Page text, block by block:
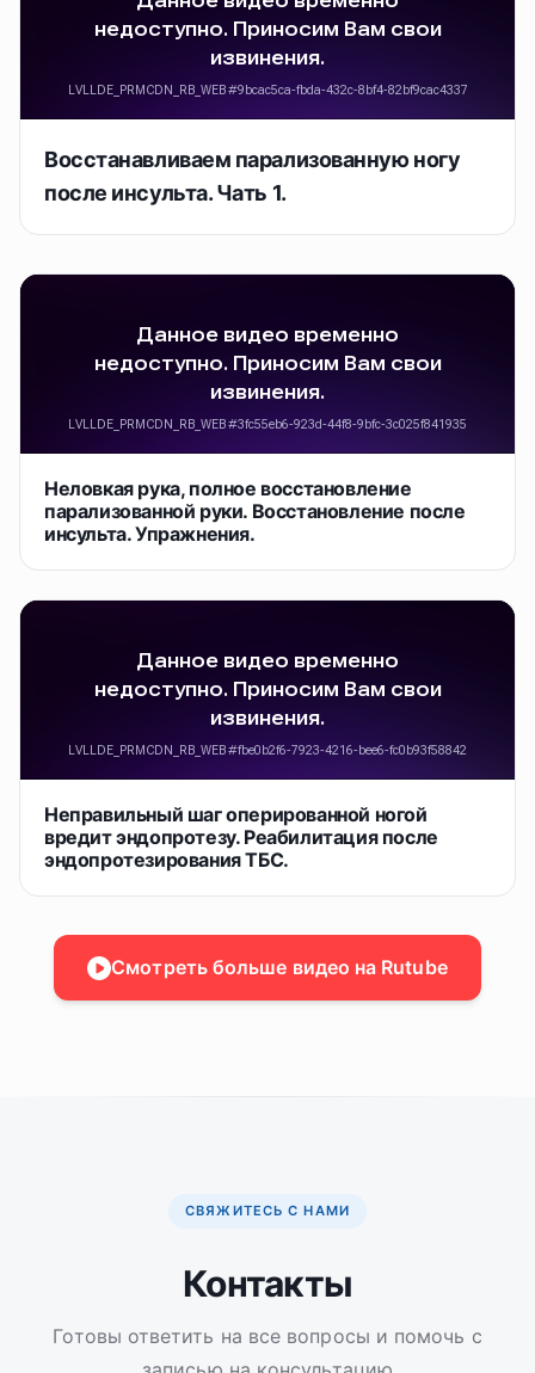
Восстанавливаем парализованную ногу
после инсульта. Чать 1.
Неловкая рука, полное восстановление
парализованной руки. Восстановление после
инсульта. Упражнения.
Неправильный шаг оперированной ногой
вредит эндопротезу. Реабилитация после
эндопротезирования ТБС.
Смотреть больше видео на Rutube
СВЯЖИТЕСЬ С НАМИ
Контакты
Готовы ответить на все вопросы и помочь с